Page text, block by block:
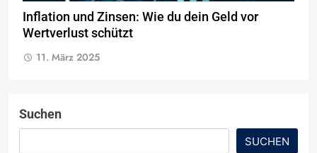
Inflation und Zinsen: Wie du dein Geld vor
Wertverlust schützt
11. März 2025
Suchen
SUCHEN